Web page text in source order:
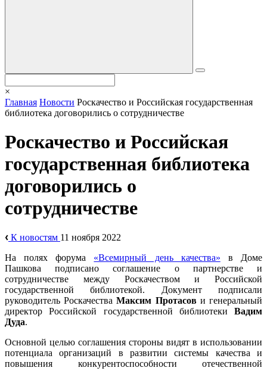
×
Главная Новости Роскачество и Российская государственная
библиотека договорились о сотрудничестве
Роскачество и Российская
государственная библиотека
договорились о
сотрудничестве
К новостям 11 ноября 2022
На полях форума «Всемирный день качества» в Доме
Пашкова подписано соглашение о партнерстве и
сотрудничестве между Роскачеством и Российской
государственной библиотекой. Документ подписали
руководитель РоскачестваМаксим Протасови генеральный
директор Российской государственной библиотеки Вадим
Дуда.
Основной целью соглашения стороны видят в использовании
потенциала организаций в развитии системы качества и
повышения конкурентоспособности отечественной